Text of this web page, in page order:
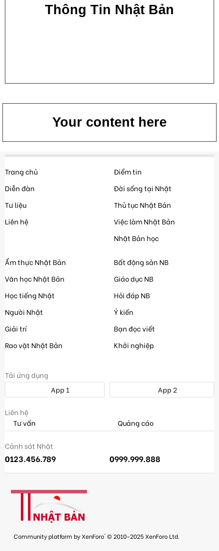
Thông Tin Nhật Bản
Your content here
Trang chủ
Diễn đàn
Tư liệu
Liên hệ
Điểm tin
Đời sống tại Nhật
Thủ tục Nhật Bản
Việc làm Nhật Bản
Nhật Bản học
Ẩm thực Nhật Bản
Văn học Nhật Bản
Học tiếng Nhật
Người Nhật
Giải trí
Rao vặt Nhật Bản
Bất động sản NB
Giáo dục NB
Hỏi đáp NB
Ý kiến
Bạn đọc viết
Khởi nghiệp
Tải ứng dụng
App 1
App 2
Liên hệ
Tư vấn
Quảng cáo
Cảnh sát Nhật
0123.456.789 0999.999.888
Community platform by XenForo® © 2010-2025 XenForo Ltd.